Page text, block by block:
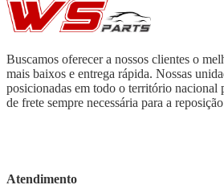
Buscamos oferecer a nossos clientes o
mais baixos e entrega rápida. Nossas
posicionadas em todo o território nacional
de frete sempre necessária para a
Atendimento